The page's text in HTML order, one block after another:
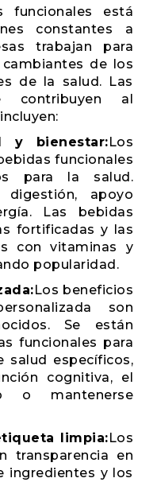
funcionales está
constantes a
trabajan para
de los
de la salud. Las
contribuyen al
y bienestar:Los
funcionales
para la salud.
apoyo
Las bebidas
fortificadas y las
con vitaminas y
popularidad.
Los beneficios
son
Se están
funcionales para
salud específicos,
cognitiva, el
o mantenerse
limpia:Los
transparencia en
ingredientes y los